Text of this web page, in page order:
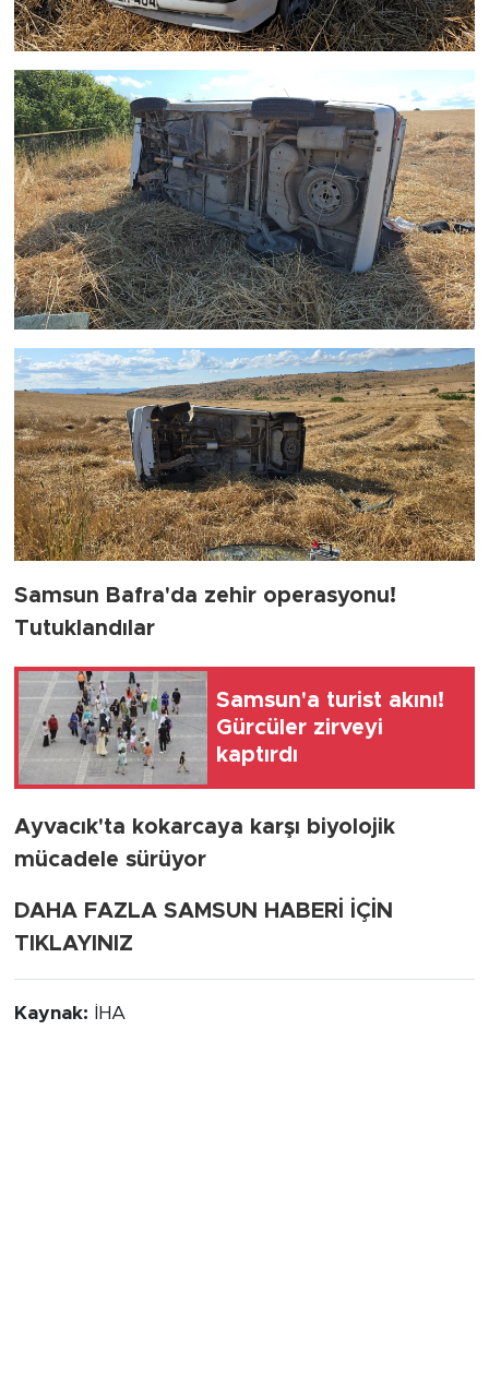
Samsun Bafra'da zehir operasyonu!
Tutuklandılar
Samsun'a turist akını!
Gürcüler zirveyi
kaptırdı
Ayvacık'ta kokarcaya karşı biyolojik
mücadele sürüyor
DAHA FAZLA SAMSUN HABERİ İÇİN
TIKLAYINIZ
Kaynak: İHA